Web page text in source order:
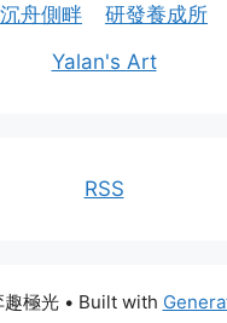
沉舟側畔 研發養成所
Yalan's Art
RSS
極光• Built with